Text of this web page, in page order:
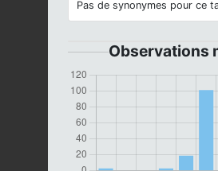
Pas de synonymes pour ce
Observations